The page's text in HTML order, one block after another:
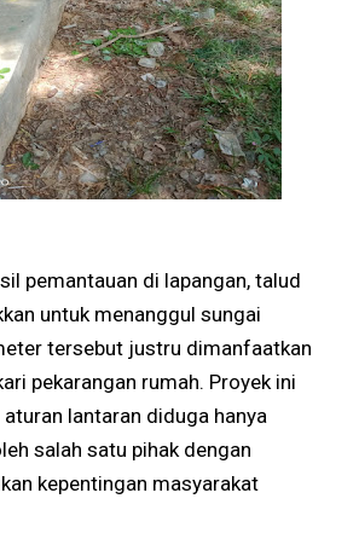
pemantauan di lapangan, talud
untuk menanggul sungai
tersebut justru dimanfaatkan
pekarangan rumah. Proyek ini
lantaran diduga hanya
salah satu pihak dengan
kepentingan masyarakat